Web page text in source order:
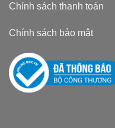
Chính sách thanh toán
Chính sách bảo mật